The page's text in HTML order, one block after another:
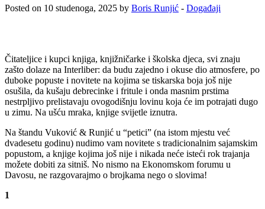
Posted on 10 studenoga, 2025 by Boris Runjić - Događaji
Čitateljice i kupci knjiga, knjižničarke i školska djeca, svi znaju
zašto dolaze na Interliber: da budu zajedno i okuse dio atmosfere, po
duboke popuste i novitete na kojima se tiskarska boja još nije
osušila, da kušaju debrecinke i fritule i onda masnim prstima
nestrpljivo prelistavaju ovogodišnju lovinu koja će im potrajati dugo
u zimu. Na ušću mraka, knjige svijetle iznutra.
Na štandu Vuković & Runjić u “petici” (na istom mjestu već
dvadesetu godinu) nudimo vam novitete s tradicionalnim sajamskim
popustom, a knjige kojima još nije i nikada neće isteći rok trajanja
možete dobiti za sitniš. No nismo na Ekonomskom forumu u
Davosu, ne razgovarajmo o brojkama nego o slovima!
1